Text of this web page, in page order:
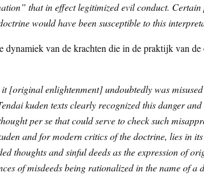
that in effect legitimized evil conduct. Certain
would have been susceptible to this
dynamiek van de krachten die in de praktijk van
[original enlightenment] undoubtedly was
kuden texts clearly recognized this danger
per se that could serve to check such
and for modern critics of the doctrine, lies in
thoughts and sinful deeds as the expression of
of misdeeds being rationalized in the name of